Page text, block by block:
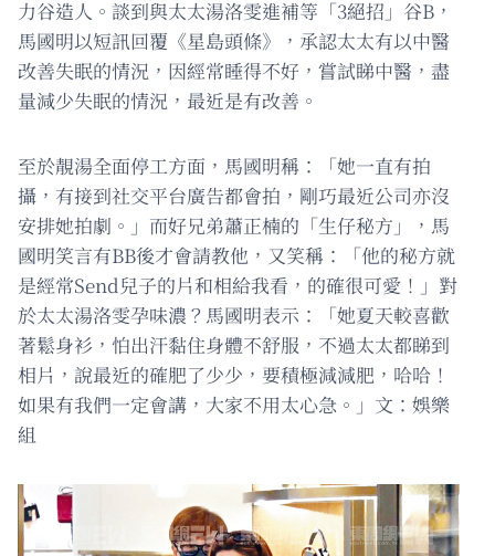
力谷造人。談到與太太湯洛雯進補等「3絕招」谷B，
馬國明以短訊回覆《星島頭條》，承認太太有以中醫
改善失眠的情況，因經常睡得不好，嘗試睇中醫，盡
量減少失眠的情況，最近是有改善。
至於靚湯全面停工方面，馬國明稱：「她一直有拍
攝，有接到社交平台廣告都會拍，剛巧最近公司亦沒
安排她拍劇。」而好兄弟蕭正楠的「生仔秘方」，馬
國明笑言有BB後才會請教他，又笑稱：「他的秘方就
是經常Send兒子的片和相給我看，的確很可愛！」對
於太太湯洛雯孕味濃？馬國明表示：「她夏天較喜歡
著鬆身衫，怕出汗黏住身體不舒服，不過太太都睇到
相片，說最近的確肥了少少，要積極減減肥，哈哈！
如果有我們一定會講，大家不用太心急。」文：娛樂
組